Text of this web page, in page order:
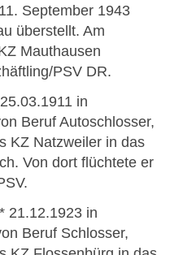
September 1943
überstellt. Am
Mauthausen
PSV DR.
in
Beruf Autoschlosser,
KZ Natzweiler in das
Von dort flüchtete er
21.12.1923 in
Beruf Schlosser,